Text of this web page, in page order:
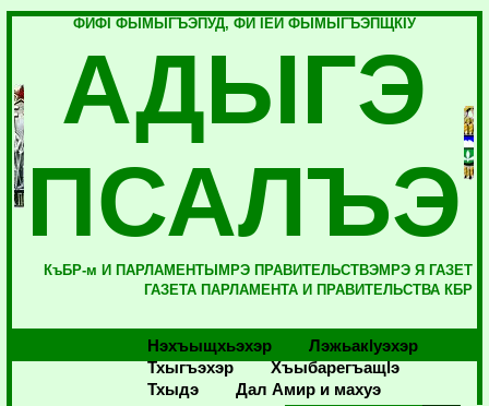
ФИФI ФЫМЫГЪЭПУД, ФИ IЕЙ ФЫМЫГЪЭПЩКIУ
АДЫГЭ
ПСАЛЪЭ
КъБР-м И ПАРЛАМЕНТЫМРЭ ПРАВИТЕЛЬСТВЭМРЭ Я ГАЗЕТ
ГАЗЕТА ПАРЛАМЕНТА И ПРАВИТЕЛЬСТВА КБР
Нэхъыщхьэхэр
Лэжьакlуэхэр
Тхыгъэхэр
Хъыбарегъащlэ
Тхыдэ
Дал Амир и махуэ